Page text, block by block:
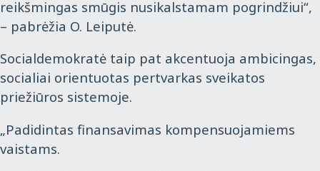
reikšmingas smūgis nusikalstamam pogrindžiui“,
– pabrėžia O. Leiputė.
Socialdemokratė taip pat akcentuoja ambicingas,
socialiai orientuotas pertvarkas sveikatos
priežiūros sistemoje.
„Padidintas finansavimas kompensuojamiems
vaistams.